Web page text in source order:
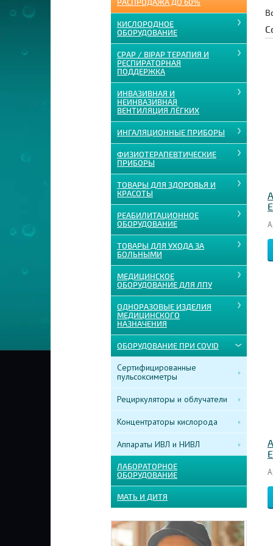
РАСПРОДАЖА ДО 60%
КИСЛОРОДНОЕ
ОБОРУДОВАНИЕ
CPAP / BIPAP ТЕРАПИЯ И
РЕСПИРАТОРНАЯ
ПОДДЕРЖКА
ИНВАЗИВНАЯ И
НЕИНВАЗИВНАЯ
ВЕНТИЛЯЦИЯ ЛЁГКИХ
ИНГАЛЯЦИОННЫЕ ПРИБОРЫ
ФИЗИОТЕРАПЕВТИЧЕСКИЕ
ПРИБОРЫ
ТОВАРЫ ДЛЯ ЗДОРОВЬЯ И
КРАСОТЫ
РЕАБИЛИТАЦИОННОЕ
ОБОРУДОВАНИЕ
ТОВАРЫ ДЛЯ УХОДА ЗА
БОЛЬНЫМИ
МЕДИЦИНСКОЕ
ОБОРУДОВАНИЕ ДЛЯ ЛПУ
ОДНОРАЗОВЫЕ ИЗДЕЛИЯ
МЕДИЦИНСКОГО
НАЗНАЧЕНИЯ
ОБОРУДОВАНИЕ ПРИ COVID
Сертифицированные
пульсоксиметры
Рециркуляторы и облучатели
Концентраторы кислорода
Аппараты ИВЛ и НИВЛ
ЛАБОРАТОРНОЕ
ОБОРУДОВАНИЕ
МАТЬ И ДИТЯ